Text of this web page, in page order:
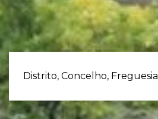
Distrito, Concelho, Freguesia